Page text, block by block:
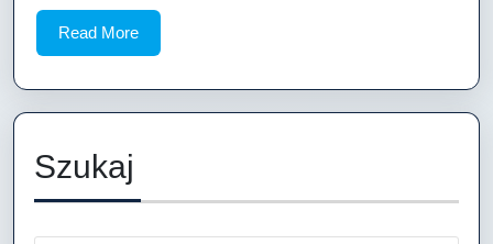
dla
Read MoreRead
More
Szukaj